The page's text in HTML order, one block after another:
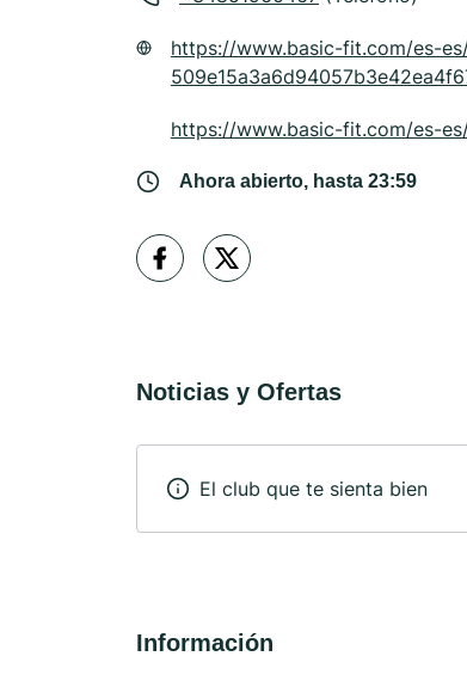
https://www.basic-fit.com/es-
https://www.basic-fit.com/es-
Ahora abierto, hasta 23:59
Noticias y Ofertas
El club que te sienta bien
Información